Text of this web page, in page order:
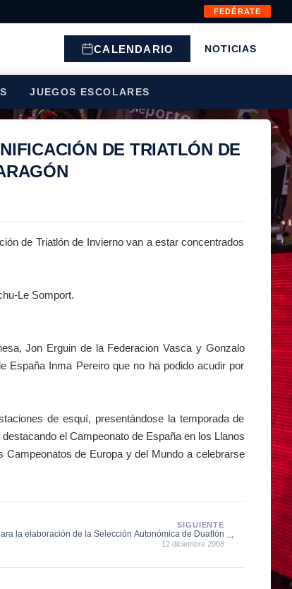
FEDÉRATE
CALENDARIO NOTICIAS
JUEGOS ESCOLARES
DE TRIATLÓN DE
de Triatlón de Invierno van a estar concentrados
Le Somport.
Jon Erguin de la Federacion Vasca y Gonzalo
España Inma Pereiro que no ha podido acudir por
de esquí, presentándose la temporada de
el Campeonato de España en los Llanos
de Europa y del Mundo a celebrarse
SIGUIENTE
la elaboración de la Selección Autonómica de Duatlón
12 diciembre 2008
→